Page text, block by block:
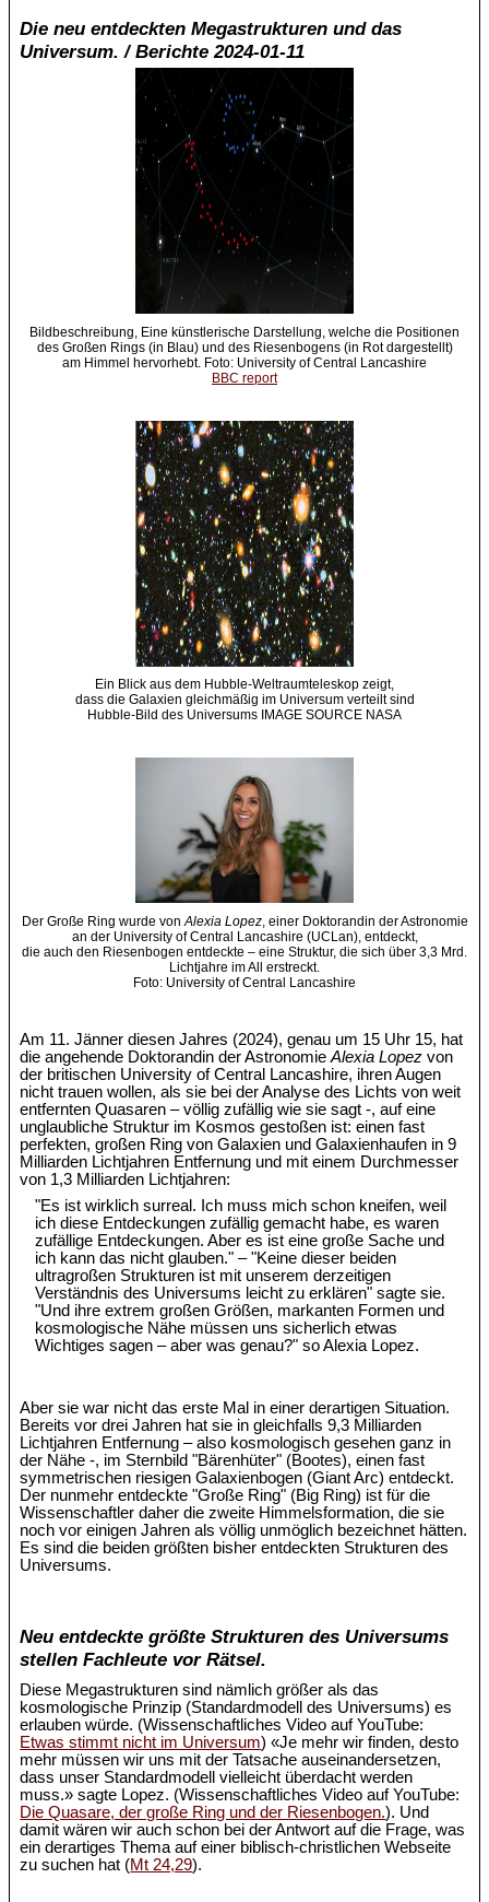
Die neu entdeckten Megastrukturen und das
Universum. / Berichte 2024-01-11
Bildbeschreibung, Eine künstlerische Darstellung, welche die Positionen
des Großen Rings (in Blau) und des Riesenbogens (in Rot dargestellt)
am Himmel hervorhebt. Foto: University of Central Lancashire
BBC report
Ein Blick aus dem Hubble-Weltraumteleskop zeigt,
dass die Galaxien gleichmäßig im Universum verteilt sind
Hubble-Bild des Universums IMAGE SOURCE NASA
Der Große Ring wurde von Alexia Lopez, einer Doktorandin der Astronomie
an der University of Central Lancashire (UCLan), entdeckt,
die auch den Riesenbogen entdeckte – eine Struktur, die sich über 3,3 Mrd.
Lichtjahre im All erstreckt.
Foto: University of Central Lancashire
Am 11. Jänner diesen Jahres (2024), genau um 15 Uhr 15, hat
die angehende Doktorandin der AstronomieAlexia Lopez von
der britischen University of Central Lancashire, ihren Augen
nicht trauen wollen, als sie bei der Analyse des Lichts von weit
entfernten Quasaren – völlig zufällig wie sie sagt -, auf eine
unglaubliche Struktur im Kosmos gestoßen ist: einen fast
perfekten, großen Ring von Galaxien und Galaxienhaufen in 9
Milliarden Lichtjahren Entfernung und mit einem Durchmesser
von 1,3 Milliarden Lichtjahren:
"Es ist wirklich surreal. Ich muss mich schon kneifen, weil
ich diese Entdeckungen zufällig gemacht habe, es waren
zufällige Entdeckungen. Aber es ist eine große Sache und
ich kann das nicht glauben." – "Keine dieser beiden
ultragroßen Strukturen ist mit unserem derzeitigen
Verständnis des Universums leicht zu erklären" sagte sie.
"Und ihre extrem großen Größen, markanten Formen und
kosmologische Nähe müssen uns sicherlich etwas
Wichtiges sagen – aber was genau?" so Alexia Lopez.
Aber sie war nicht das erste Mal in einer derartigen Situation.
Bereits vor drei Jahren hat sie in gleichfalls 9,3 Milliarden
Lichtjahren Entfernung – also kosmologisch gesehen ganz in
der Nähe -, im Sternbild "Bärenhüter" (Bootes), einen fast
symmetrischen riesigen Galaxienbogen (Giant Arc) entdeckt.
Der nunmehr entdeckte "Große Ring" (Big Ring) ist für die
Wissenschaftler daher die zweite Himmelsformation, die sie
noch vor einigen Jahren als völlig unmöglich bezeichnet hätten.
Es sind die beiden größten bisher entdeckten Strukturen des
Universums.
Neu entdeckte größte Strukturen des Universums
stellen Fachleute vor Rätsel.
Diese Megastrukturen sind nämlich größer als das
kosmologische Prinzip (Standardmodell des Universums) es
erlauben würde. (Wissenschaftliches Video auf YouTube:
Etwas stimmt nicht im Universum) «Je mehr wir finden, desto
mehr müssen wir uns mit der Tatsache auseinandersetzen,
dass unser Standardmodell vielleicht überdacht werden
muss.» sagte Lopez. (Wissenschaftliches Video auf YouTube:
Die Quasare, der große Ring und der Riesenbogen.). Und
damit wären wir auch schon bei der Antwort auf die Frage, was
ein derartiges Thema auf einer biblisch-christlichen Webseite
zu suchen hat (Mt 24,29).